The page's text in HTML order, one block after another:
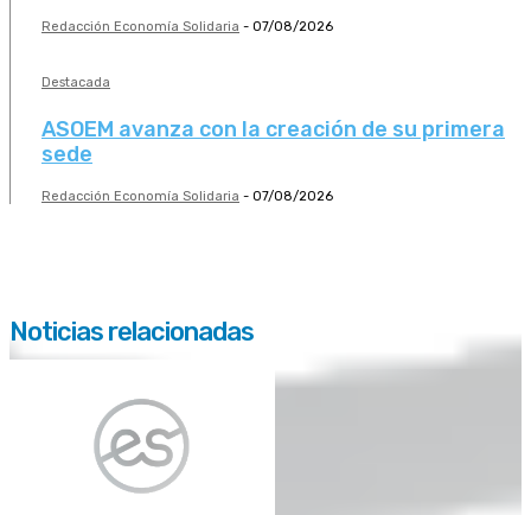
Redacción Economía Solidaria - 07/08/2026
Destacada
ASOEM avanza con la creación de su primera
sede
Redacción Economía Solidaria - 07/08/2026
Noticias relacionadas